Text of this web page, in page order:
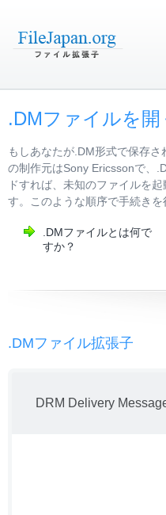
.DMファイルを開
もしあなたが.DM形式で保存
の制作元はSony Ericssonで、
ドすれば、未知のファイルを
す。このような順序で手続き
.DMファイルとは何で
すか？
.DMファイル拡張子
DRM Delivery